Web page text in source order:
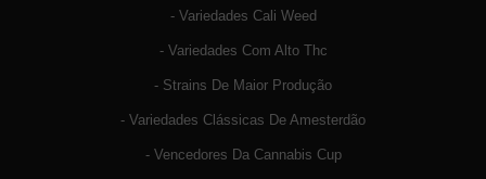
- Variedades Cali Weed
- Variedades Com Alto Thc
- Strains De Maior Produção
- Variedades Clássicas De Amesterdão
- Vencedores Da Cannabis Cup